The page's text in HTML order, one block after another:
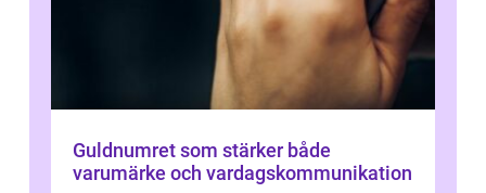
Guldnumret som stärker både
varumärke och vardagskommunikation